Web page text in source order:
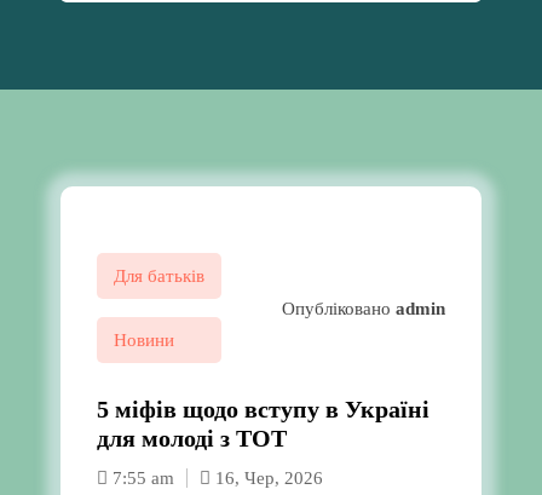
Для батьків
Новини
Опубліковано admin
5 міфів щодо вступу в Україні
для молоді з ТОТ
7:55 am 16, Чер, 2026